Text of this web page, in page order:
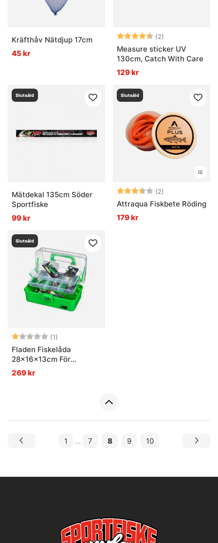
Kräfthåv Nätdjup 17cm
45 kr
Betyg: (2)
Measure sticker UV
130cm, Catch With Care
129 kr
Slutsåld
Mätdekal 135cm Söder
Sportfiske
99 kr
Slutsåld
Betyg: (2)
Attraqua Fiskbete Röding
179 kr
Slutsåld
Betyg: (1)
Fladen Fiskelåda
28x16x13cm För
Insjöfiske, Limegreen
269 kr
1 ... 7 8 9 10